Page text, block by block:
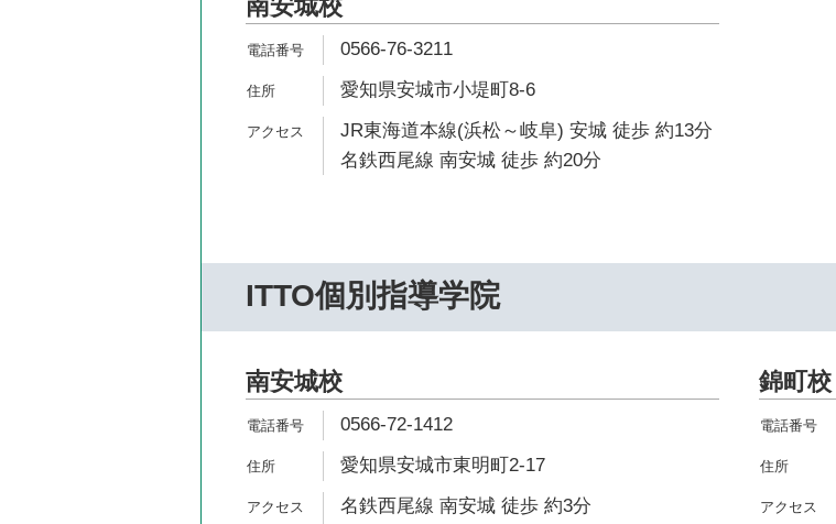
南安城校
0566-76-3211
愛知県安城市小堤町8-6
JR東海道本線(浜松～岐阜) 安城 徒歩 約13分
名鉄西尾線 南安城 徒歩 約20分
ITTO個別指導学院
南安城校
0566-72-1412
愛知県安城市東明町2-17
名鉄西尾線 南安城 徒歩 約3分
錦町校